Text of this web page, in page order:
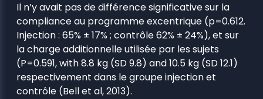
Il n’y avait pas de différence significative sur la
compliance au programme excentrique (p=0.612.
Injection : 65% ± 17% ; contrôle 62% ± 24%), et sur
la charge additionnelle utilisée par les sujets
(P=0.591, with 8.8 kg (SD 9.8) and 10.5 kg (SD 12.1)
respectivement dans le groupe injection et
contrôle (Bell et al, 2013).